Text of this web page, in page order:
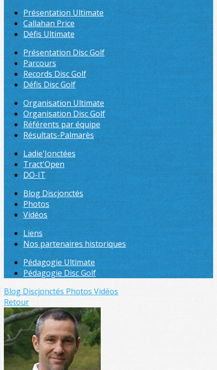
Présentation Ultimate
Callahan Price
Défis Ultimate
Présentation Disc Golf
Parcours
Records Disc Golf
Défis Disc Golf
Organisation Ultimate
Organisation Disc Golf
Référents par équipe
Résultats-Palmarès
Ladie'Jonctées
Tract'Open
DO-IT
Blog Discjonctés
Photos
Vidéos
Liens
Nos partenaires historiques
Pédagogie Ultimate
Pédagogie Disc Golf
Blog Discjonctés Photos Vidéos
Retour